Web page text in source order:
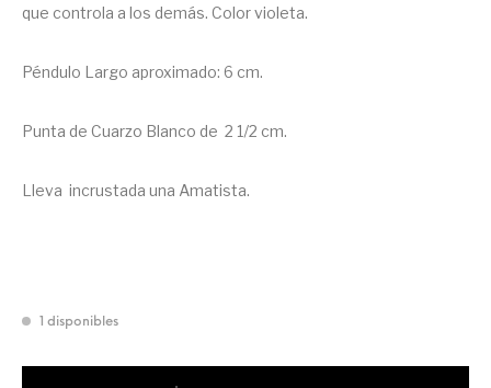
que controla a los demás. Color violeta.
Péndulo Largo aproximado: 6 cm.
Punta de Cuarzo Blanco de 2 1/2 cm.
Lleva incrustada una Amatista.
1 disponibles